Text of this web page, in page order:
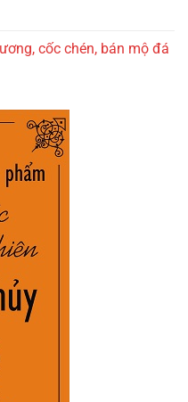
cốc chén, bán mộ đá